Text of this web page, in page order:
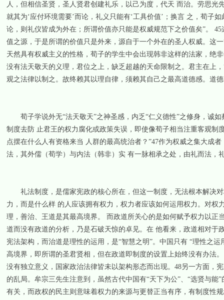
人，但相信圣贤，圣人贤君创建礼乐，以己为度，代天 而治。劳思光
就其为‘应付环境需要’而论，礼义只能有‘工具价值’；换言 之，荀子
论，则礼仪皆成为外在；所谓价值亦只能是权威规范下之价值矣”。
值之源，于是所谓的价值只是外来，源自于一个外在的圣人权威。这
天然具有权威主义的性格，荀子的学生中会出现韩非这样的法家，绝
没有法天敬天的义理，君位之上，缺乏超越的天命限制之。君主在上
观之法律以制之。故终赖其以理自律，须赖其自己之最高道德感。道
荀子学说外无“法天敬天”之神圣感，内乏“仁义德性”之修身，诚如
制度去防 止君王的权力腐化或政策失误，即使像荀子相当注重客观
点摆在什么人有资格来当 人群的最高统治者？”47作为权威之集大成
法，其外儒（荀学）与内法（韩非）实 有一脉相承之处，由礼而法，
礼法制度，是儒家宪政的核心所在，但这一制度，无法根本解决对
力，而是什么样 的人应该拥有权力，权力者应该如何运用权力。对
理，善治、王道是其最高境界。 而政道所关心的是如何赋予权力以
道而没有政道的分析，乃是石破天惊的卓见。在 他看来，政道相对于
宪法架构，而治道是理性的运用，是“智慧之明”。中国只有 “理性之
高境界，即所谓的圣君贤相，但在政道即制度的设置上始终没有办法
没有独立意义，国家政治法律皆未以架构形态而出现。48另一方面，
的乱局。牟宗三先生注意到，虽然古代中国有“天下为公”、“选贤与
有关，而政权的民主则意味着权力的来源与更替正当有序，有制度性